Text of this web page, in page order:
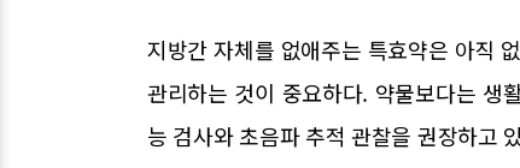
지방간 자체를 없애주는 특효약은 아직
관리하는 것이 중요하다. 약물보다는 생
능 검사와 초음파 추적 관찰을 권장하고